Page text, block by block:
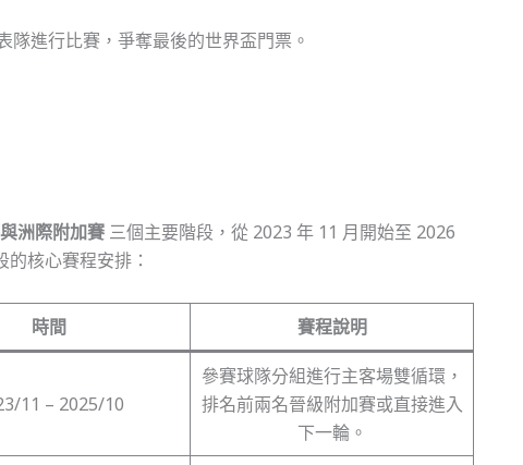
隊進行比賽，爭奪最後的世界盃門票。
洲際附加賽 三個主要階段，從 2023 年 11 月開始至 2026
核心賽程安排：
時間 賽程說明
11 – 2025/10
參賽球隊分組進行主客場雙循環，
排名前兩名晉級附加賽或直接進入
下一輪。